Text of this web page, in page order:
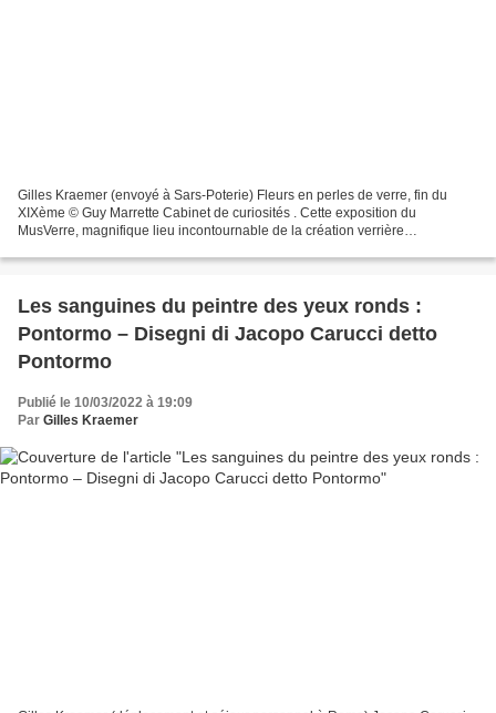
Gilles Kraemer (envoyé à Sars-Poterie) Fleurs en perles de verre, fin du
XIXème © Guy Marrette Cabinet de curiosités . Cette exposition du
MusVerre, magnifique lieu incontournable de la création verrière
Les sanguines du peintre des yeux ronds :
Pontormo – Disegni di Jacopo Carucci detto
Pontormo
Publié le 10/03/2022 à 19:09
Par Gilles Kraemer